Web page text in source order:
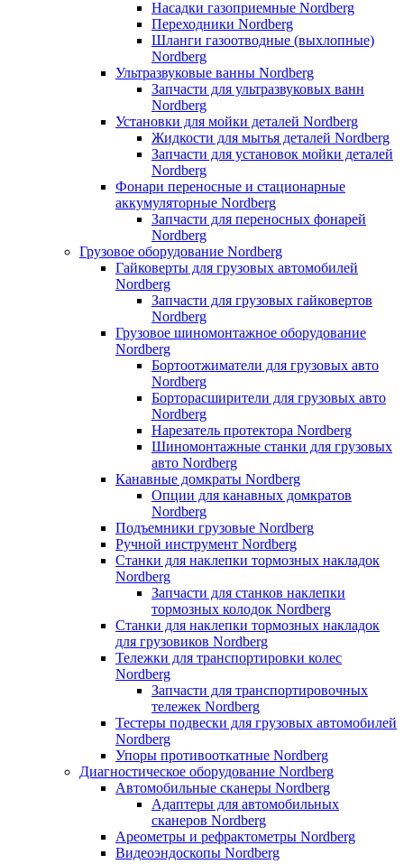
Насадки газоприемные Nordberg
Переходники Nordberg
Шланги газоотводные (выхлопные)
Nordberg
Ультразвуковые ванны Nordberg
Запчасти для ультразвуковых ванн
Nordberg
Установки для мойки деталей Nordberg
Жидкости для мытья деталей Nordberg
Запчасти для установок мойки деталей
Nordberg
Фонари переносные и стационарные
аккумуляторные Nordberg
Запчасти для переносных фонарей
Nordberg
Грузовое оборудование Nordberg
Гайковерты для грузовых автомобилей
Nordberg
Запчасти для грузовых гайковертов
Nordberg
Грузовое шиномонтажное оборудование
Nordberg
Бортоотжиматели для грузовых авто
Nordberg
Борторасширители для грузовых авто
Nordberg
Нарезатель протектора Nordberg
Шиномонтажные станки для грузовых
авто Nordberg
Канавные домкраты Nordberg
Опции для канавных домкратов
Nordberg
Подъемники грузовые Nordberg
Ручной инструмент Nordberg
Станки для наклепки тормозных накладок
Nordberg
Запчасти для станков наклепки
тормозных колодок Nordberg
Станки для наклепки тормозных накладок
для грузовиков Nordberg
Тележки для транспортировки колес
Nordberg
Запчасти для транспортировочных
тележек Nordberg
Тестеры подвески для грузовых автомобилей
Nordberg
Упоры противооткатные Nordberg
Диагностическое оборудование Nordberg
Автомобильные сканеры Nordberg
Адаптеры для автомобильных
сканеров Nordberg
Ареометры и рефрактометры Nordberg
Видеоэндоскопы Nordberg